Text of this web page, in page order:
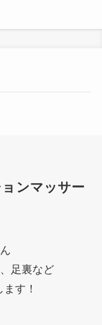
ンマッサー
足裏など
す！